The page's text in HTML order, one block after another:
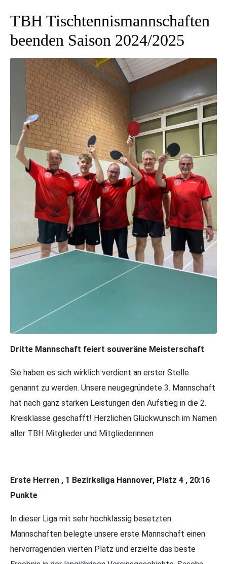
TBH Tischtennismannschaften
beenden Saison 2024/2025
Dritte Mannschaft feiert souveräne Meisterschaft
Sie haben es sich wirklich verdient an erster Stelle
genannt zu werden. Unsere neugegründete 3. Mannschaft
hat nach ganz starken Leistungen den Aufstieg in die 2.
Kreisklasse geschafft! Herzlichen Glückwunsch im Namen
aller TBH Mitglieder und Mitgliederinnen
Erste Herren , 1 Bezirksliga Hannover, Platz 4 , 20:16
Punkte
In dieser Liga mit sehr hochklassig besetzten
Mannschaften belegte unsere erste Mannschaft einen
hervorragenden vierten Platz und erzielte das beste